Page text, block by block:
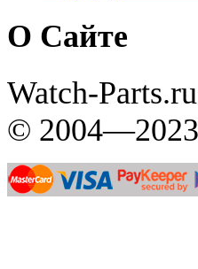
О Сайте
Watch-
©